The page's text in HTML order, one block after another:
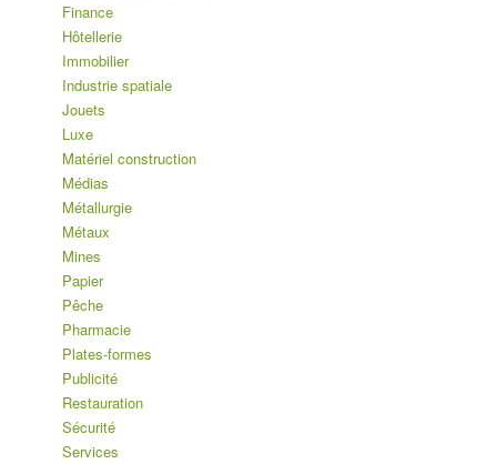
Finance
Hôtellerie
Immobilier
Industrie spatiale
Jouets
Luxe
Matériel construction
Médias
Métallurgie
Métaux
Mines
Papier
Pêche
Pharmacie
Plates-formes
Publicité
Restauration
Sécurité
Services